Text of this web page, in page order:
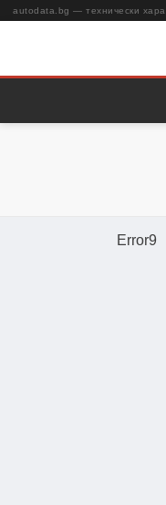
autodata.bg — технически
Error9